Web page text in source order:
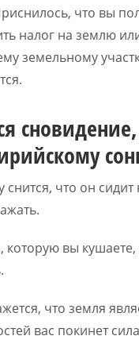
что вы
налог на землю
земельному
снится, что он
которую вы
что земля
вас покинет